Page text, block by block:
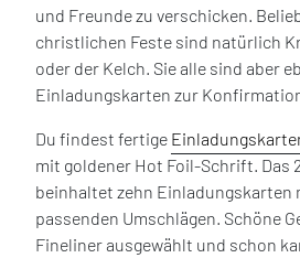
und Freunde zu verschicken.
christlichen Feste sind natürlich
oder der Kelch. Sie alle sind aber
Einladungskarten zur
Du findest fertige
mit goldener Hot Foil-Schrift. Das
beinhaltet zehn Einladungskarten
passenden Umschlägen. Schöne
Fineliner ausgewählt und schon